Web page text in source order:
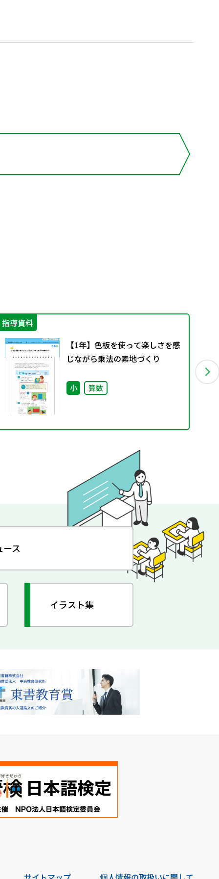
指導資料
【1年】色板を使って楽しさを感
じながら乗法の素地づくり
小 算数
ース
イラスト集